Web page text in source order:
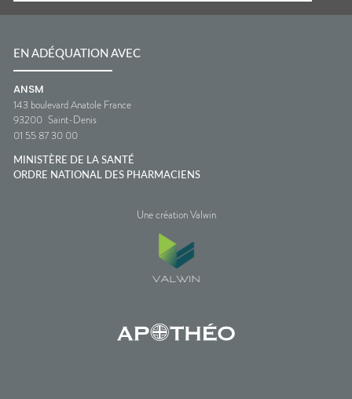
EN ADÉQUATION AVEC
ANSM
143 boulevard Anatole France
93200 Saint-Denis
01 55 87 30 00
MINISTÈRE DE LA SANTÉ
ORDRE NATIONAL DES PHARMACIENS
Une création Valwin